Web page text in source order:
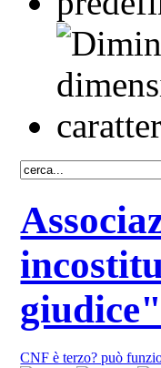
CNF è terzo? può